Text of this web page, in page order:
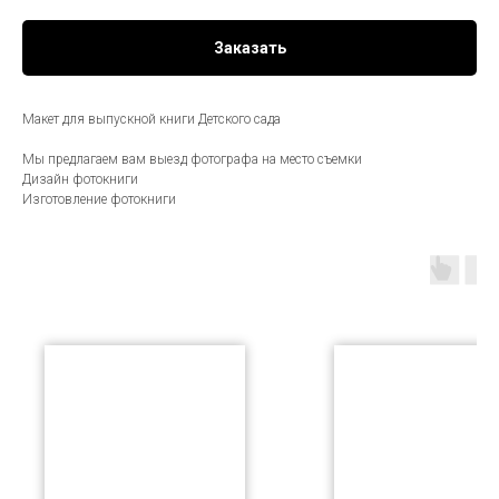
Заказать
Макет для выпускной книги Детского сада
Мы предлагаем вам выезд фотографа на место съемки
Дизайн фотокниги
Изготовление фотокниги